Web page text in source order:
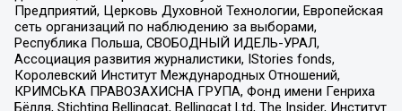
Предприятий, Церковь Духовной Технологии, Европейская
сеть организаций по наблюдению за выборами,
Республика Польша, СВОБОДНЫЙ ИДЕЛЬ-УРАЛ,
Ассоциация развития журналистики, IStories fonds,
Королевский Институт Международных Отношений,
КРИМСЬКА ПРАВОЗАХИСНА ГРУПА, Фонд имени Генриха
Бёлля, Stichting Bellingcat, Bellingcat Ltd, The Insider, Институт